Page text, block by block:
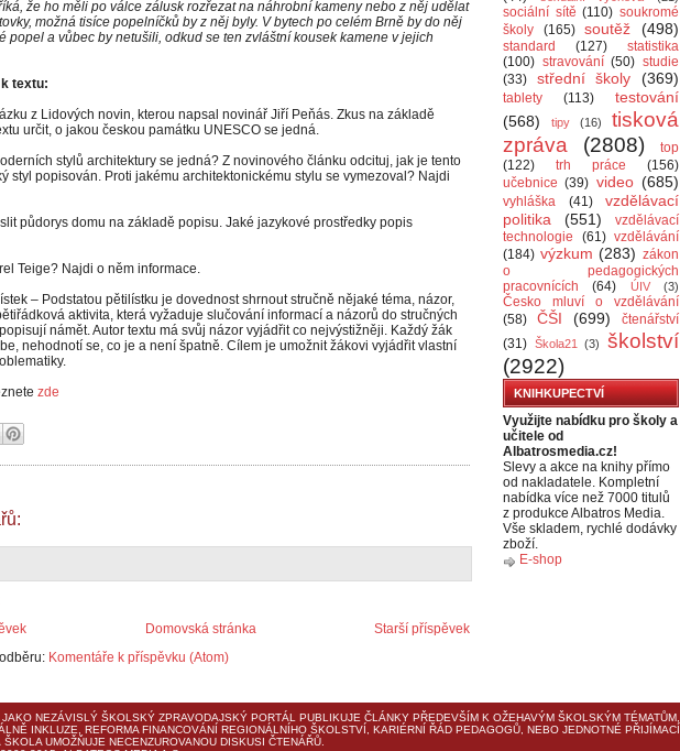
že ho měli po válce zálusk rozřezat na náhrobní kameny nebo z něj udělat
možná tisíce popelníčků by z něj byly. V bytech po celém Brně by do něj
popel a vůbec by netušili, odkud se ten zvláštní kousek kamene v jejich
textu:
z Lidových novin, kterou napsal novinář Jiří Peňás. Zkus na základě
určit, o jakou českou památku UNESCO se jedná.
stylů architektury se jedná? Z novinového článku odcituj, jak je tento
styl popisován. Proti jakému architektonickému stylu se vymezoval? Najdi
půdorys domu na základě popisu. Jaké jazykové prostředky popis
Teige? Najdi o něm informace.
– Podstatou pětilístku je dovednost shrnout stručně nějaké téma, názor,
aktivita, která vyžaduje slučování informací a názorů do stručných
námět. Autor textu má svůj názor vyjádřit co nejvýstižněji. Každý žák
nehodnotí se, co je a není špatně. Cílem je umožnit žákovi vyjádřit vlastní
zde
Starší příspěvek
Domovská stránka
Komentáře k příspěvku (Atom)
sociální sítě (110) soukromé
školy
(165) soutěž (498)
standard (127)
statistika
(100) stravování (50) studie
(33)
střední školy (369)
tablety (113)
testování
(568)
tipy (16)
tisková
zpráva
(2808)
top
(122)
trh práce
(156)
učebnice (39) video (685)
vyhláška (41)
vzdělávací
politika
(551)
vzdělávací
technologie
(61) vzdělávání
(184) výzkum (283) zákon
o pedagogických
pracovnících
(64) ÚIV (3)
Česko mluví o vzdělávání
(58)
ČŠI (699)
čtenářství
(31) Škola21 (3)
školství
(2922)
KNIHKUPECTVÍ
Využijte nabídku pro školy a
učitele od
Albatrosmedia.cz!
Slevy a akce na knihy přímo
od nakladatele. Kompletní
nabídka více než 7000 titulů
z produkce Albatros Media.
Vše skladem, rychlé dodávky
zboží.
E-shop
JAKO NEZÁVISLÝ ŠKOLSKÝ ZPRAVODAJSKÝ PORTÁL PUBLIKUJE ČLÁNKY PŘEDEVŠÍM K OŽEHAVÝM ŠKOLSKÝM TÉMATŮM,
INKLUZE, REFORMA FINANCOVÁNÍ REGIONÁLNÍHO ŠKOLSTVÍ, KARIÉRNÍ ŘÁD PEDAGOGŮ, NEBO JEDNOTNÉ PŘIJÍMACÍ
ŠKOLA UMOŽŇUJE NECENZUROVANOU DISKUSI ČTENÁŘŮ.